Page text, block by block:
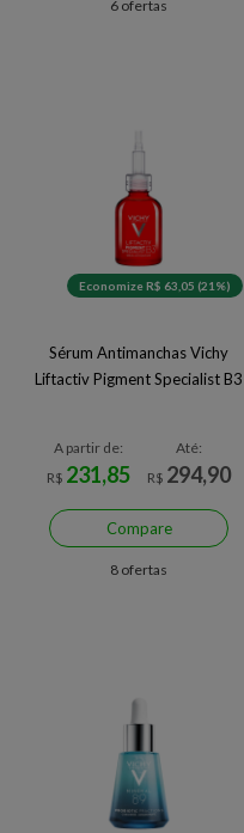
6 ofertas
Economize R$ 63,05 (21%)
Sérum Antimanchas Vichy
Liftactiv Pigment Specialist B3
A partir de:
R$ 231,85
Até:
R$ 294,90
Compare
8 ofertas